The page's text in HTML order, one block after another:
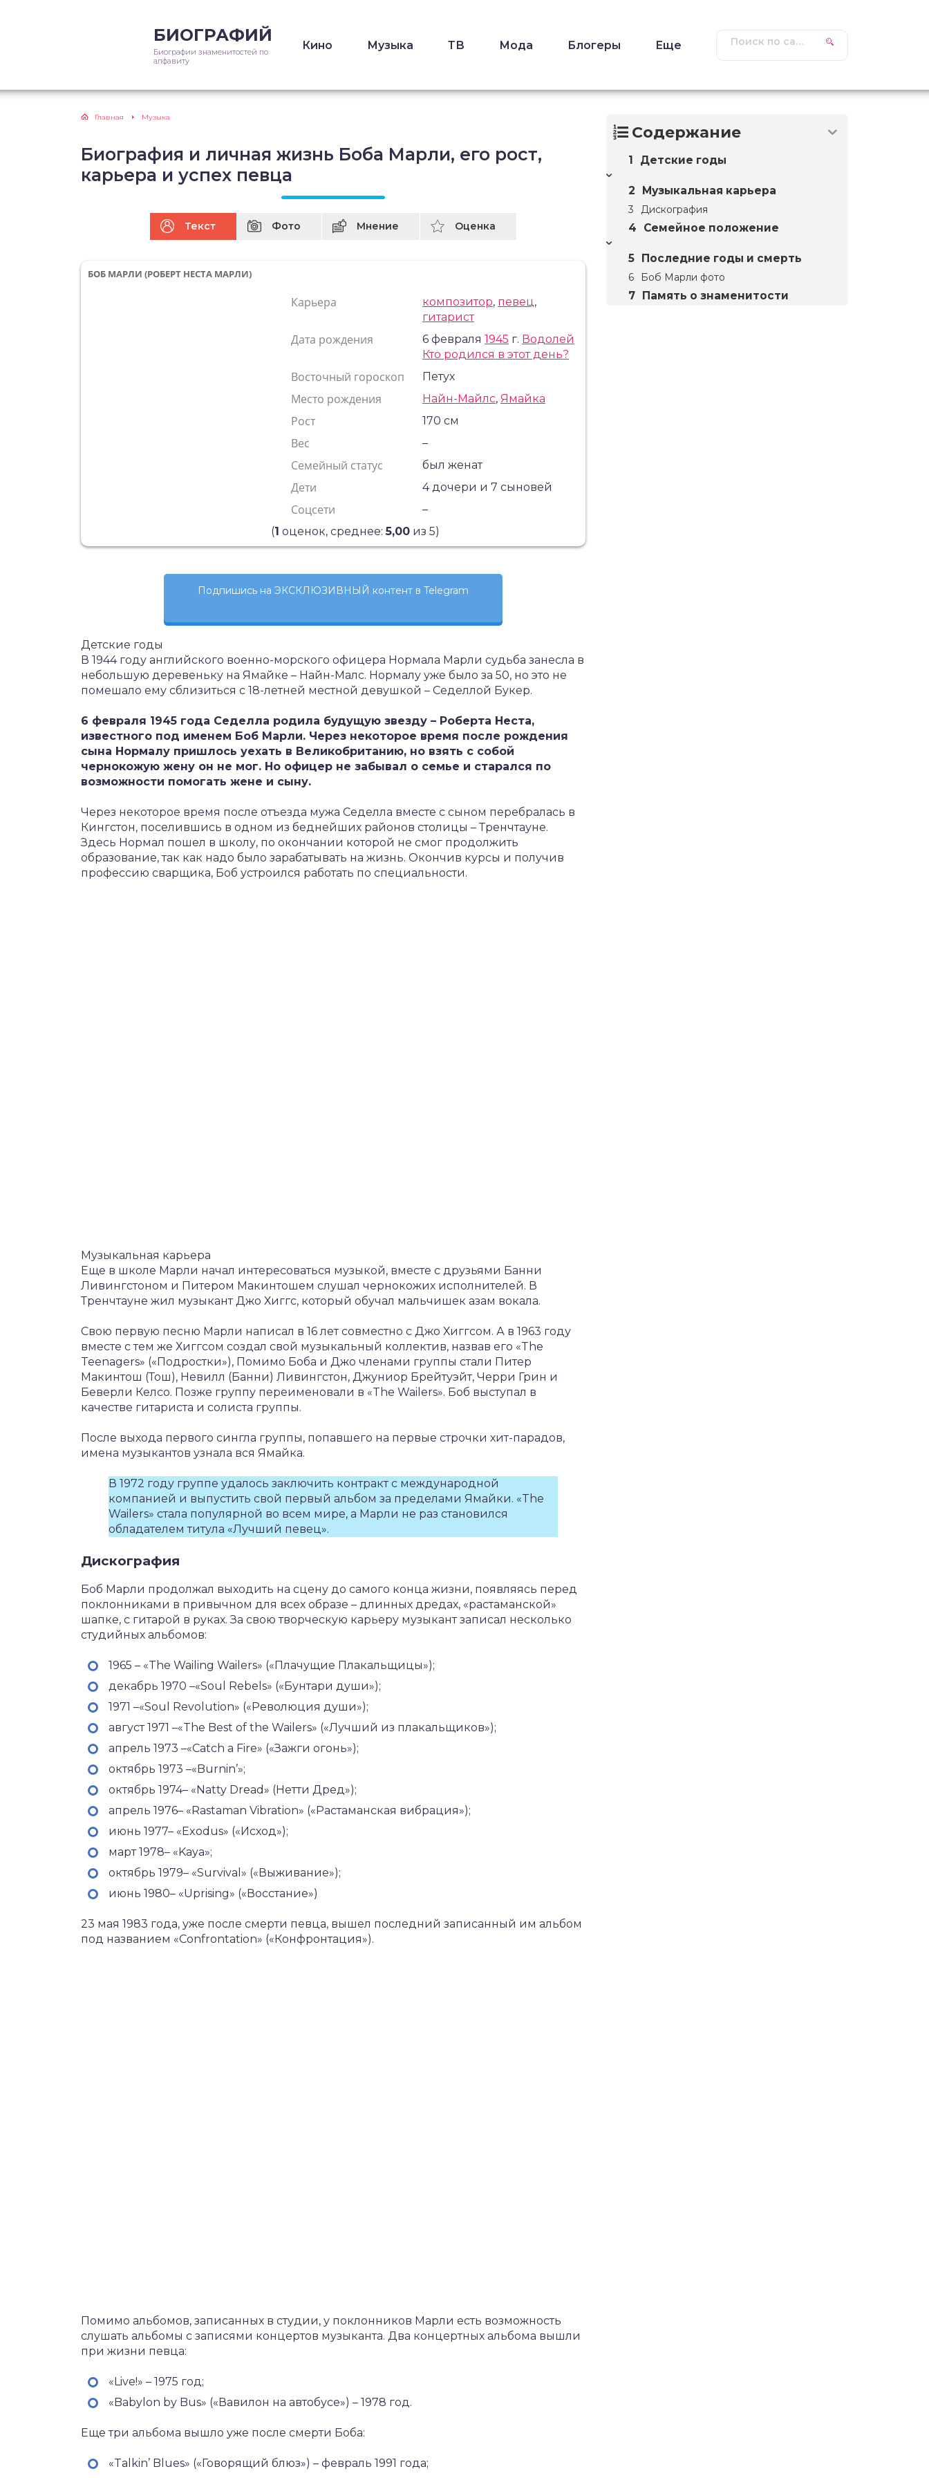
БИОГРАФИЙ
Биографии знаменитостей по
алфавиту
Кино Музыка ТВ Мода Блогеры Еще
Главная Музыка
Биография и личная жизнь Боба Марли, его рост,
карьера и успех певца
Текст Фото Мнение Оценка
БОБ МАРЛИ (РОБЕРТ НЕСТА МАРЛИ)
Карьера композитор, певец,
гитарист
Дата рождения 6 февраля1945 г. Водолей
Кто родился в этот день?
Восточный гороскоп Петух
Место рождения Найн-Майлс,Ямайка
Рост 170 см
Вес –
Семейный статус был женат
Дети 4 дочери и 7 сыновей
Соцсети
–
(1 оценок, среднее:5,00 из 5)
Подпишись на ЭКСКЛЮЗИВНЫЙ контент в Telegram
Детские годы
В 1944 году английского военно-морского офицера Нормала Марли судьба занесла в
небольшую деревеньку на Ямайке – Найн-Малс. Нормалу уже было за 50, но это не
помешало ему сблизиться с 18-летней местной девушкой – Седеллой Букер.
6 февраля 1945 года Седелла родила будущую звезду – Роберта Неста,
известного под именем Боб Марли. Через некоторое время после рождения
сына Нормалу пришлось уехать в Великобританию, но взять с собой
чернокожую жену он не мог. Но офицер не забывал о семье и старался по
возможности помогать жене и сыну.
Через некоторое время после отъезда мужа Седелла вместе с сыном перебралась в
Кингстон, поселившись в одном из беднейших районов столицы – Тренчтауне.
Здесь Нормал пошел в школу, по окончании которой не смог продолжить
образование, так как надо было зарабатывать на жизнь. Окончив курсы и получив
профессию сварщика, Боб устроился работать по специальности.
Музыкальная карьера
Еще в школе Марли начал интересоваться музыкой, вместе с друзьями Банни
Ливингстоном и Питером Макинтошем слушал чернокожих исполнителей. В
Тренчтауне жил музыкант Джо Хиггс, который обучал мальчишек азам вокала.
Свою первую песню Марли написал в 16 лет совместно с Джо Хиггсом. А в 1963 году
вместе с тем же Хиггсом создал свой музыкальный коллектив, назвав его «The
Teenagers» («Подростки»), Помимо Боба и Джо членами группы стали Питер
Макинтош (Тош), Невилл (Банни) Ливингстон, Джуниор Брейтуэйт, Черри Грин и
Беверли Келсо. Позже группу переименовали в «The Wailers». Боб выступал в
качестве гитариста и солиста группы.
После выхода первого сингла группы, попавшего на первые строчки хит-парадов,
имена музыкантов узнала вся Ямайка.
В 1972 году группе удалось заключить контракт с международной
компанией и выпустить свой первый альбом за пределами Ямайки. «The
Wailers» стала популярной во всем мире, а Марли не раз становился
обладателем титула «Лучший певец».
Дискография
Боб Марли продолжал выходить на сцену до самого конца жизни, появляясь перед
поклонниками в привычном для всех образе – длинных дредах, «растаманской»
шапке, с гитарой в руках. За свою творческую карьеру музыкант записал несколько
студийных альбомов:
1965 – «The Wailing Wailers» («Плачущие Плакальщицы»);
декабрь 1970 –«Soul Rebels» («Бунтари души»);
1971 –«Soul Revolution» («Революция души»);
август 1971 –«The Best of the Wailers» («Лучший из плакальщиков»);
апрель 1973 –«Catch a Fire» («Зажги огонь»);
октябрь 1973 –«Burnin’»;
октябрь 1974– «Natty Dread» (Нетти Дред»);
апрель 1976– «Rastaman Vibration» («Растаманская вибрация»);
июнь 1977– «Exodus» («Исход»);
март 1978– «Kaya»;
октябрь 1979– «Survival» («Выживание»);
июнь 1980– «Uprising» («Восстание»)
23 мая 1983 года, уже после смерти певца, вышел последний записанный им альбом
под названием «Confrontation» («Конфронтация»).
Помимо альбомов, записанных в студии, у поклонников Марли есть возможность
слушать альбомы с записями концертов музыканта. Два концертных альбома вышли
при жизни певца:
«Live!» – 1975 год;
«Babylon by Bus» («Вавилон на автобусе») – 1978 год.
Еще три альбома вышло уже после смерти Боба:
«Talkin’ Blues» («Говорящий блюз») – февраль 1991 года;
Содержание
Детские годы
Музыкальная карьера
Дискография
Семейное положение
Последние годы и смерть
Боб Марли фото
Память о знаменитости